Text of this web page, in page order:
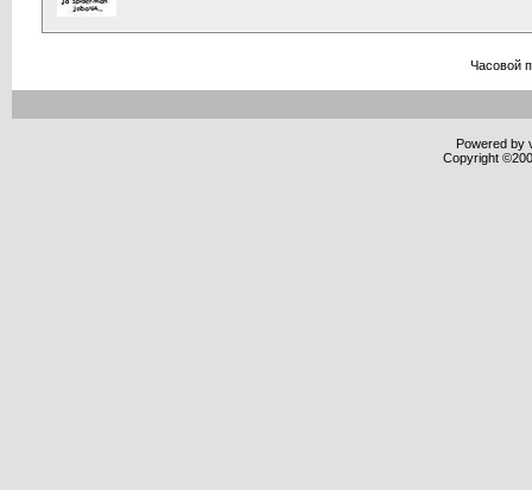
Часовой
Powered by
Copyright